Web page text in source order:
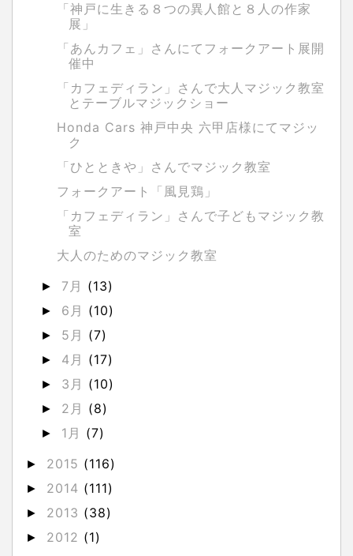
「神戸に生きる８つの異人館と８人の作家
展」
「あんカフェ」さんにてフォークアート展開
催中
「カフェディラン」さんで大人マジック教室
とテーブルマジックショー
Honda Cars 神戸中央 六甲店様にてマジッ
ク
「ひとときや」さんでマジック教室
フォークアート「風見鶏」
「カフェディラン」さんで子どもマジック教
室
大人のためのマジック教室
► 7月 (13)
► 6月 (10)
► 5月 (7)
► 4月 (17)
► 3月 (10)
► 2月 (8)
► 1月 (7)
► 2015 (116)
► 2014 (111)
► 2013 (38)
► 2012 (1)